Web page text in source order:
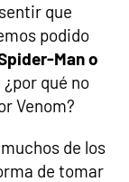
que
podido
Man o
¿por qué no
Venom?
de los
de tomar